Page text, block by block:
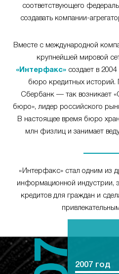
соответствующего
создавать компании-
Вместе с международной
крупнейшей мировой
«Интерфакс» создает в
бюро кредитных историй.
Сбербанк — так возникает
бюро», лидер российского
В настоящее время бюро
млн физлиц и занимает
«Интерфакс» стал одним из
информационной индустрии,
кредитов для граждан и
2007 год